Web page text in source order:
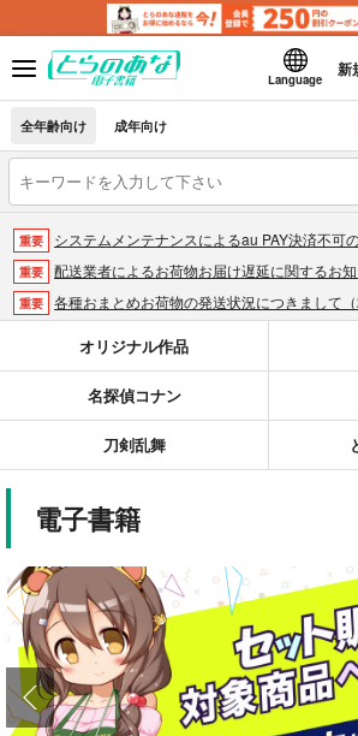
Language
新
全年齢向け 成年向け
重要 システムメンテナンスによるau PAY決済不可のお
重要 配送業者によるお荷物お届け遅延に関するお
重要 各種おまとめお荷物の発送状況につきまして（
おまとめサイクル「定期便(月2)」一般会員様の利用再開の
重要 「とらのあな×駿河屋日本橋乙女同人誌館」通販店頭受取サービス開始のお知ら
【2025/12/1より】「通販ポイント⇒とらコイン変換キャンペーン」終
重要 ポイント付与・管理体制改定のお知らせ（
オリジナル作品
名探偵コナン
刀剣乱舞
電子書籍